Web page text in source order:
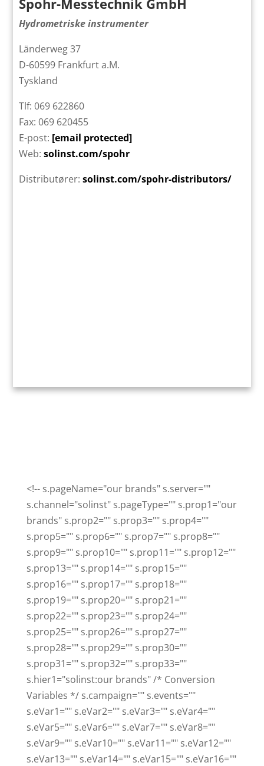
Hydrometriske instrumenter
Länderweg 37
D-60599 Frankfurt a.M.
Tyskland
Tlf: 069 622860
Fax: 069 620455
E-post: [email protected]
Web:solinst.com/spohr
Distributører:solinst.com/spohr-distributors/
<!-- s.pageName="our brands" s.server=""
s.channel="solinst" s.pageType="" s.prop1="our
brands" s.prop2="" s.prop3="" s.prop4=""
s.prop5="" s.prop6="" s.prop7="" s.prop8=""
s.prop9="" s.prop10="" s.prop11="" s.prop12=""
s.prop13="" s.prop14="" s.prop15=""
s.prop16="" s.prop17="" s.prop18=""
s.prop19="" s.prop20="" s.prop21=""
s.prop22="" s.prop23="" s.prop24=""
s.prop25="" s.prop26="" s.prop27=""
s.prop28="" s.prop29="" s.prop30=""
s.prop31="" s.prop32="" s.prop33=""
s.hier1="solinst:our brands" /* Conversion
Variables */ s.campaign="" s.events=""
s.eVar1="" s.eVar2="" s.eVar3="" s.eVar4=""
s.eVar5="" s.eVar6="" s.eVar7="" s.eVar8=""
s.eVar9="" s.eVar10="" s.eVar11="" s.eVar12=""
s.eVar13="" s.eVar14="" s.eVar15="" s.eVar16=""